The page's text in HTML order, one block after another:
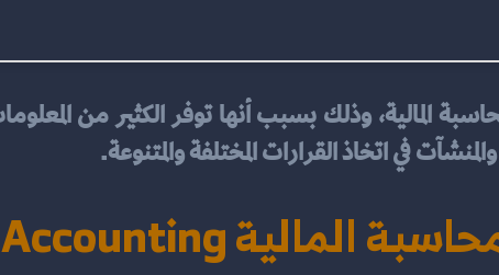
في اتخاذ القرارات المختلفة والمتنوعة.
الماليةAccounting